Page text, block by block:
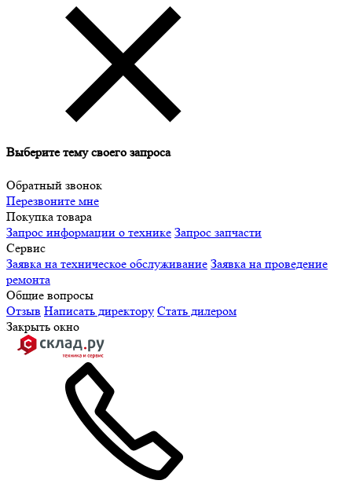
Выберите тему своего запроса
Обратный звонок
Перезвоните мне
Покупка товара
Запрос информации о технике Запрос запчасти
Сервис
Заявка на техническое обслуживание Заявка на проведение
ремонта
Общие вопросы
Отзыв Написать директору Стать дилером
Закрыть окно